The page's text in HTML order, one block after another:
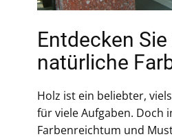
Entdecken Sie
natürliche
Holz ist ein beliebter,
für viele Aufgaben. Doch
Farbenreichtum und